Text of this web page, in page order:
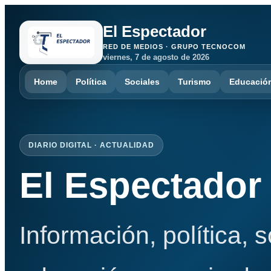
El Espectador
RED DE MEDIOS · GRUPO TECNOCOM
viernes, 7 de agosto de 2026
Home Política Sociales Turismo
DIARIO DIGITAL · ACTUALIDAD
El Espectador
Información, política,